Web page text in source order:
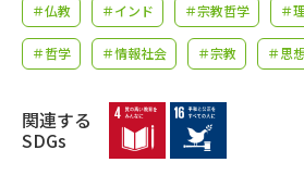
学問のミニ講義「夢ナビ講義」 学問
ユーザーサポー
＃仏教 ＃インド ＃宗教哲学 ＃
＃哲学 ＃情報社会 ＃宗教 ＃思想
関連する
SDGs